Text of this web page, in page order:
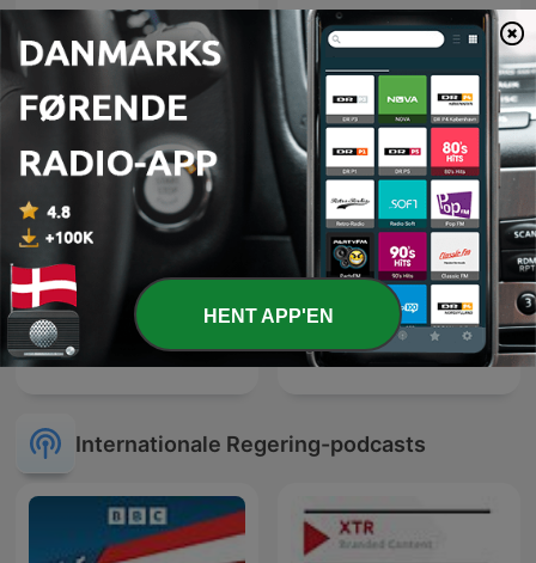
Red Eye Radio
Traffic Traffic
Everywhere!!
DUDEK o polityce KOL – kort & klinisk
Internationale Regering-podcasts
HENT APP'EN